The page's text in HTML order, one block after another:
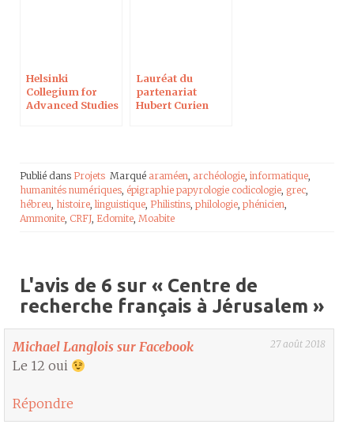
Helsinki
Collegium for
Advanced Studies
Lauréat du
partenariat
Hubert Curien
Publié dans Projets Marqué araméen, archéologie, informatique,
humanités numériques, épigraphie papyrologie codicologie, grec,
hébreu, histoire, linguistique, Philistins, philologie, phénicien,
Ammonite, CRFJ, Edomite, Moabite
L'avis de 6 sur « Centre de
recherche français à Jérusalem »
Michael Langlois sur Facebook 27 août 2018
Le 12 oui
Répondre